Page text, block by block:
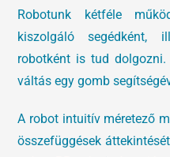
Robotunk kétféle
kiszolgáló segédként,
robotként is tud
váltás egy gomb
A robot intuitív méretező
összefüggések